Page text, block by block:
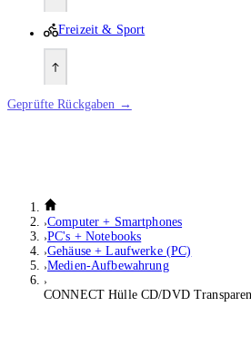
Freizeit & Sport
Geprüfte Rückgaben →
Computer + Smartphones
PC's + Notebooks
Gehäuse + Laufwerke (PC)
Medien-Aufbewahrung
CONNECT Hülle CD/DVD